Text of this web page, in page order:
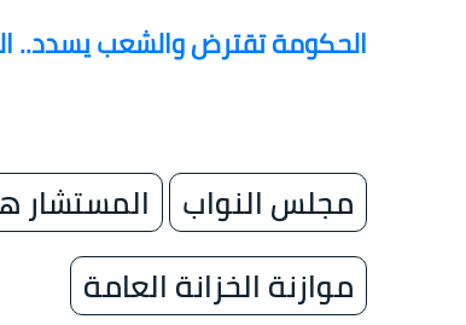
الحكومة تقترض والشعب يسدد..
مجلس النواب المستشار
موازنة الخزانة العامة